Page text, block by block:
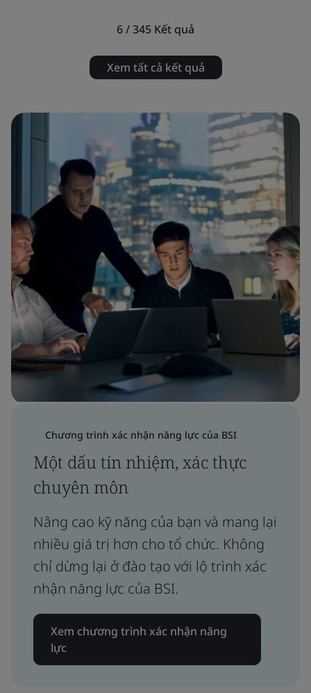
6 / 345 Kết quả
Xem tất cả kết quả
Chương trình xác nhận năng lực của BSI
Một dấu tín nhiệm, xác thực
chuyên môn
Nâng cao kỹ năng của bạn và mang lại
nhiều giá trị hơn cho tổ chức. Không
chỉ dừng lại ở đào tạo với lộ trình xác
nhận năng lực của BSI.
Xem chương trình xác nhận năng
lực